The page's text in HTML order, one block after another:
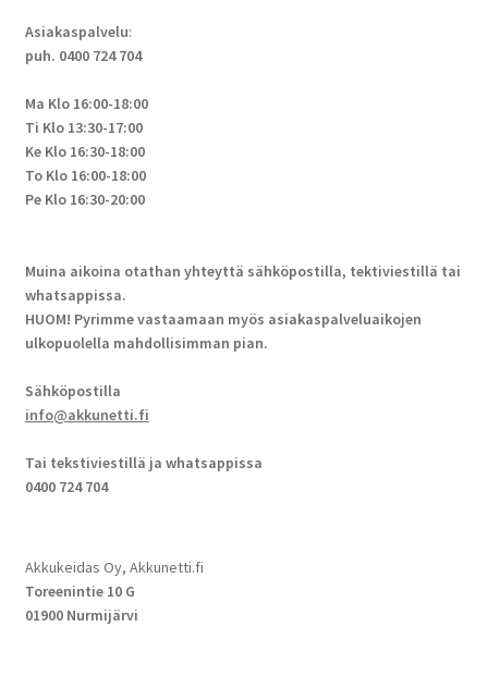
Asiakaspalvelu:
puh. 0400 724 704
Ma Klo 16:00-18:00
Ti Klo 13:30-17:00
Ke Klo 16:30-18:00
To Klo 16:00-18:00
Pe Klo 16:30-20:00
Muina aikoina otathan yhteyttä sähköpostilla, tektiviestillä tai
whatsappissa.
HUOM! Pyrimme vastaamaan myös asiakaspalveluaikojen
ulkopuolella mahdollisimman pian.
Sähköpostilla
info@akkunetti.fi
Tai tekstiviestillä ja whatsappissa
0400 724 704
Akkukeidas Oy, Akkunetti.fi
Toreenintie 10 G
01900 Nurmijärvi